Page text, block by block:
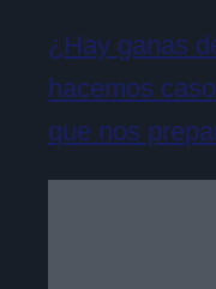
¿Hay ganas
hacemos
que nos